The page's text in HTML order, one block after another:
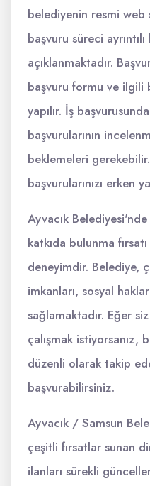
belediyenin resmi web
başvuru süreci
açıklanmaktadır.
başvuru formu ve ilgili
yapılır. İş
başvurularının
beklemeleri
başvurularınızı erken
Ayvacık
katkıda bulunma
deneyimdir. Belediye,
imkanları, sosyal
sağlamaktadır. Eğer
çalışmak istiyorsanız,
düzenli olarak takip
başvurabilirsiniz.
Ayvacık / Samsun
çeşitli fırsatlar sunan
ilanları sürekli